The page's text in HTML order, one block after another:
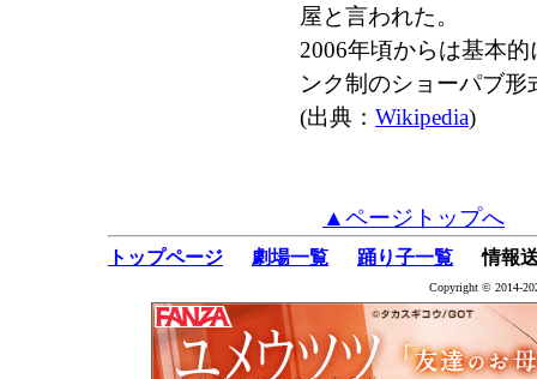
屋と言われた。
2006年頃からは基本
ンク制のショーパブ
(出典： Wikipedia)
▲ページトップへ
トップページ 劇場一覧 踊り子一覧 情報送
Copyright © 2014-